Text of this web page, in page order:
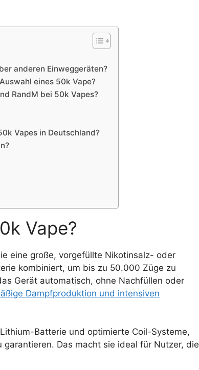
anderen Einweggeräten?
eines 50k Vape?
RandM bei 50k Vapes?
Vapes in Deutschland?
Vape?
eine große, vorgefüllte Nikotinsalz- oder
kombiniert, um bis zu 50.000 Züge zu
Gerät automatisch, ohne Nachfüllen oder
Dampfproduktion und intensiven
Batterie und optimierte Coil-Systeme,
Das macht sie ideal für Nutzer, die